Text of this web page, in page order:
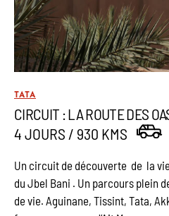
TATA
CIRCUIT : LA ROUTE DES
4 JOURS / 930 KMS
Un circuit de découverte de la
du Jbel Bani . Un parcours plein
de vie. Aguinane, Tissint, Tata,